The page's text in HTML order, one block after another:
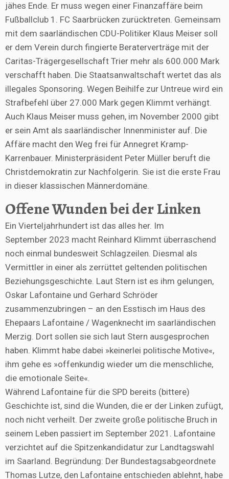
jähes Ende. Er muss wegen einer Finanzaffäre beim
Fußballclub 1. FC Saarbrücken zurücktreten. Gemeinsam
mit dem saarländischen CDU-Politiker Klaus Meiser soll
er dem Verein durch fingierte Beraterverträge mit der
Caritas-Trägergesellschaft Trier mehr als 600.000 Mark
verschafft haben. Die Staatsanwaltschaft wertet das als
illegales Sponsoring. Wegen Beihilfe zur Untreue wird ein
Strafbefehl über 27.000 Mark gegen Klimmt verhängt.
Auch Klaus Meiser muss gehen, im November 2000 gibt
er sein Amt als saarländischer Innenminister auf. Die
Affäre macht den Weg frei für Annegret Kramp-
Karrenbauer. Ministerpräsident Peter Müller beruft die
Christdemokratin zur Nachfolgerin. Sie ist die erste Frau
in dieser klassischen Männerdomäne.
Offene Wunden bei der Linken
Ein Vierteljahrhundert ist das alles her. Im
September 2023 macht Reinhard Klimmt überraschend
noch einmal bundesweit Schlagzeilen. Diesmal als
Vermittler in einer als zerrüttet geltenden politischen
Beziehungsgeschichte. Laut Stern ist es ihm gelungen,
Oskar Lafontaine und Gerhard Schröder
zusammenzubringen – an den Esstisch im Haus des
Ehepaars Lafontaine / Wagenknecht im saarländischen
Merzig. Dort sollen sie sich laut Stern ausgesprochen
haben. Klimmt habe dabei »keinerlei politische Motive«,
ihm gehe es »offenkundig wieder um die menschliche,
die emotionale Seite«.
Während Lafontaine für die SPD bereits (bittere)
Geschichte ist, sind die Wunden, die er der Linken zufügt,
noch nicht verheilt. Der zweite große politische Bruch in
seinem Leben passiert im September 2021. Lafontaine
verzichtet auf die Spitzenkandidatur zur Landtagswahl
im Saarland. Begründung: Der Bundestagsabgeordnete
Thomas Lutze, den Lafontaine entschieden ablehnt, habe